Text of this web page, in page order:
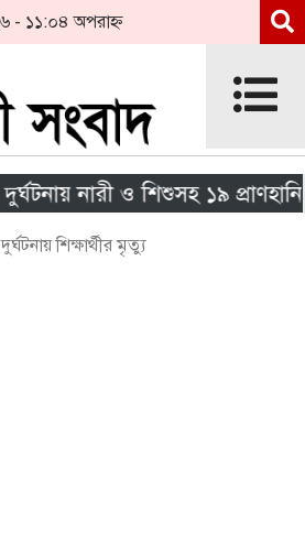
- ১১:০৪ অপরাহ্ন
নারী ও শিশুসহ ১৯ প্রাণহানি
শিক্ষার্থীর মৃত্যু